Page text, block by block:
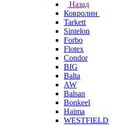
Назад
Ковролин
Tarkett
Sintelon
Forbo
Flotex
Condor
BIG
Balta
AW
Balsan
Bonkeel
Haima
WESTFIELD